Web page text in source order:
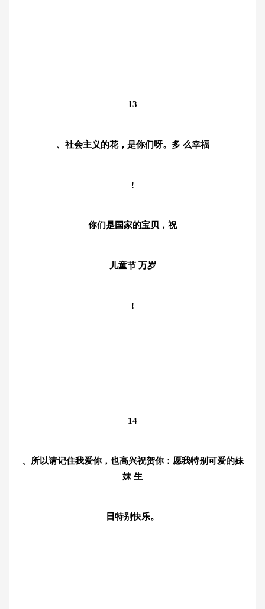
13
、社会主义的花，是你们呀。多 么幸福
!
你们是国家的宝贝，祝
儿童节 万岁
!
14
、所以请记住我爱你，也高兴祝贺你：愿我特别可爱的妹
妹 生
日特别快乐。